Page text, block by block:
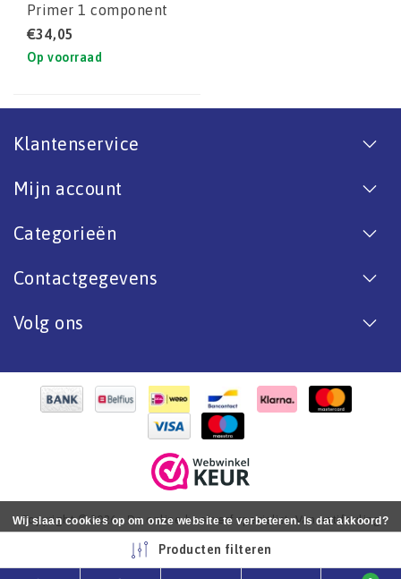
Primer 1 component
primer
€34,05
Op voorraad
Klantenservice
Mijn account
Categorieën
Contactgegevens
Volg ons
Copyright © 2026 - De online bootverf specialist. Van antifouling
tot aflak. - All rights reserved - RealizationInStijl Media
Producten filteren
Wij slaan cookies op om onze website te verbeteren. Is dat akkoord?
Nee Meer over cookies »